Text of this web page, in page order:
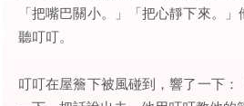
「把嘴巴關小。」「把心靜下來。
聽叮叮。
叮叮在屋簷下被風碰到，響了一下